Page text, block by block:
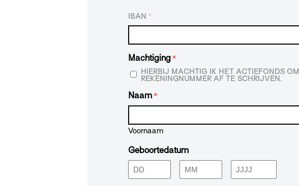
IBAN *
Machtiging *
HIERBIJ MACHTIG IK HET ACTIEFONDS
REKENINGNUMMER AF TE SCHRIJVEN.
Naam *
Voornaam
Geboortedatum
Dag Maand Jaar